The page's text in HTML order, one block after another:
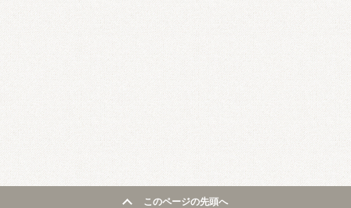
このページの先頭へ